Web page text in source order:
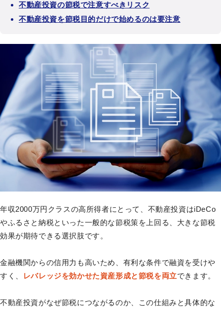
不動産投資の節税で注意すべきリスク
不動産投資を節税目的だけで始めるのは要注意
年収2000万円クラスの高所得者にとって、不動産投資はiDeCo
やふるさと納税といった一般的な節税策を上回る、大きな節税
効果が期待できる選択肢です。
金融機関からの信用力も高いため、有利な条件で融資を受けや
すく、
レバレッジを効かせた資産形成と節税を両立できます。
不動産投資がなぜ節税につながるのか、この仕組みと具体的な